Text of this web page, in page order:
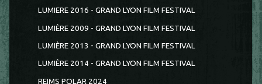
LUMIERE 2016 - GRAND LYON FILM FESTIVAL
LUMIÈRE 2009 - GRAND LYON FILM FESTIVAL
LUMIÈRE 2013 - GRAND LYON FILM FESTIVAL
LUMIÈRE 2014 - GRAND LYON FILM FESTIVAL
REIMS POLAR 2024